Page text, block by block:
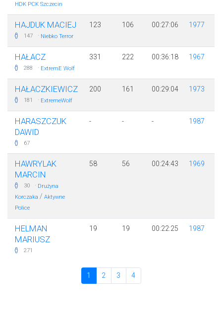
HDK PCK Szczecin
HAJDUK MACIEJ
147 · Niebko Terror
123 106 00:27:06 1977
HAŁACZ
288 · ExtremE Wolf
331 222 00:36:18 1967
HAŁACZKIEWICZ
181 · ExtremeWolf
200 161 00:29:04 1973
HARASZCZUK
DAWID
67
- - - 1987
HAWRYLAK
MARCIN
30 · Drużyna
Korczaka / Aktywne
Police
58 56 00:24:43 1969
HELMAN
MARIUSZ
271
19 19 00:22:25 1987
1 2 3 4